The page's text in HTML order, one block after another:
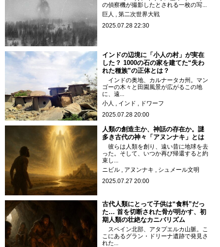
の偵察機が撮影したとされる一枚の写...
巨人
第二次世界大戦
2025.07.28 22:30
インドの辺境に「小人の村」が実在
した？ 1000の石の家を建てた“失わ
れた種族”の正体とは？
インドの奥地、カルナータカ州。マン
ゴーの木々と田園風景が広がるこの地
に、遠...
小人
インド
ドワーフ
2025.07.28 20:00
人類の創造主か、神話の存在か。謎
多き古代の神々「アヌンナキ」とは
彼らは人類を創り、遠い昔に地球を去
った。そして、いつか再び帰還すると約
束し...
ニビル
アヌンナキ
シュメール文明
2025.07.27 20:00
古代人類にとって子供は“食料”だっ
た… 首を切断された骨が明かす、初
期人類の壮絶なカニバリズム
スペイン北部、アタプエルカ山脈。こ
こにあるグラン・ドリーナ遺跡で発見さ
れた...